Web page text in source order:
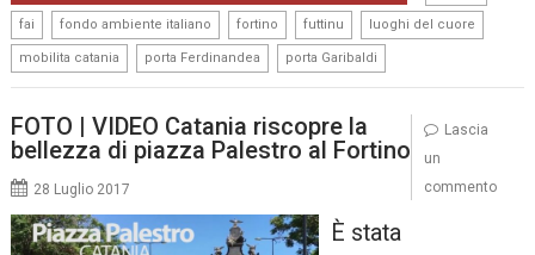
fai fondo ambiente italiano fortino futtinu luoghi del cuore
mobilita catania porta Ferdinandea porta Garibaldi
FOTO | VIDEO Catania riscopre la
bellezza di piazza Palestro al Fortino
28 Luglio 2017
È stata
Lascia
un
commento